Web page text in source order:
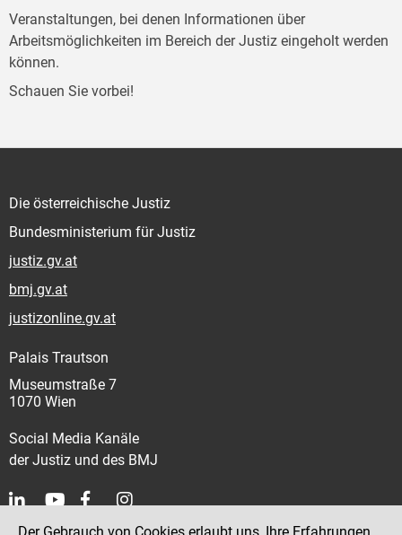
Veranstaltungen, bei denen Informationen über
Arbeitsmöglichkeiten im Bereich der Justiz eingeholt werden
können.
Schauen Sie vorbei!
Die österreichische Justiz
Bundesministerium für Justiz
justiz.gv.at
bmj.gv.at
justizonline.gv.at
Palais Trautson
Museumstraße 7
1070 Wien
Social Media Kanäle
der Justiz und des BMJ